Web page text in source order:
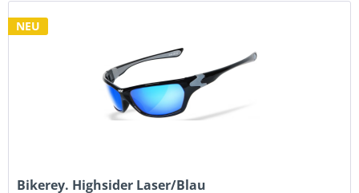
NEU
Bikerey. Highsider Laser/Blau